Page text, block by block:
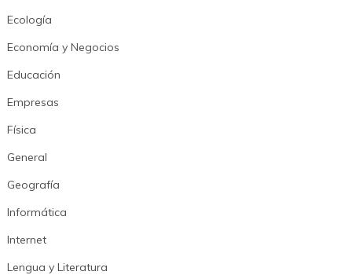
Ecología
Economía y Negocios
Educación
Empresas
Física
General
Geografía
Informática
Internet
Lengua y Literatura